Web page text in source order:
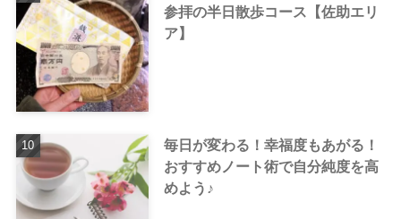
参拝の半日散歩コース【佐助エリ
ア】
毎日が変わる！幸福度もあがる！
おすすめノート術で自分純度を高
めよう♪